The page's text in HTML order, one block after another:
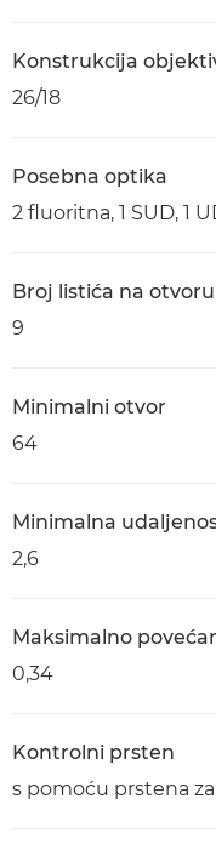
Konstrukcija
26/18
Posebna optika
2 fluoritna, 1 SUD, 1
Broj listića na otvoru
9
Minimalni otvor
64
Minimalna
2,6
Maksimalno
0,34
Kontrolni prsten
s pomoću prstena